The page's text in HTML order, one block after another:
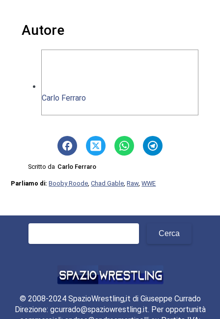
Autore
Carlo Ferraro
Scritto da Carlo Ferraro
Parliamo di:Booby Roode ,Chad Gable ,Raw,WWE
© 2008-2024 SpazioWrestling,it di Giuseppe Currado
Direzione: gcurrado@spaziowrestling.it. Per opportunità